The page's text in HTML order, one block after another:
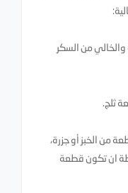
والخالي من السكر
ثلج.
من الخبز أو جزرة،
ان تكون قطعة